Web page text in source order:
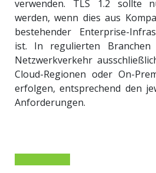
verwenden. TLS 1.2 sollte
werden, wenn dies aus
bestehender Enterprise-
ist. In regulierten
Netzwerkverkehr
Cloud-Regionen oder On-
erfolgen, entsprechend den
Anforderungen.